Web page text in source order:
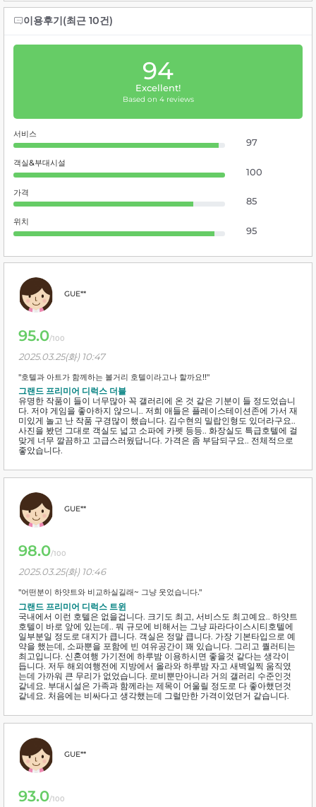
이용후기(최근 10건)
94
Excellent!
Based on 4 reviews
서비스
97
객실&부대시설
100
가격
85
위치
95
GUE**
95.0/100
2025.03.25(화) 10:47
"호텔과 아트가 함께하는 볼거리 호텔이라고나 할까요!!"
그랜드 프리미어 디럭스 더블
유명한 작품이 들이 너무많아 꼭 갤러리에 온 것 같은 기분이 들 정도었습니
다. 저야 게임을 좋아하지 않으니.. 저희 애들은 플레이스테이션존에 가서 재
미있게 놀고 난 작품 구경많이 했습니다. 김수현의 밀랍인형도 있더라구요..
사진을 봤던 그대로 객실도 넓고 소파에 카펫 등등.. 화장실도 특급호텔에 걸
맞게 너무 깔끔하고 고급스러웠답니다. 가격은 좀 부담되구요.. 전체적으로
좋았습니다.
GUE**
98.0/100
2025.03.25(화) 10:46
"어떤분이 하얏트와 비교하실길래~ 그냥 웃었습니다."
그랜드 프리미어 디럭스 트윈
국내에서 이런 호텔은 없을겁니다. 크기도 최고, 서비스도 최고예요.. 하얏트
호텔이 바로 앞에 있는데.. 뭐 규모에 비해서는 그냥 파라다이스시티호텔에
일부분일 정도로 대지가 큽니다. 객실은 정말 큽니다. 가장 기본타입으로 예
약을 했는데, 소파뿐을 포함에 빈 여유공간이 꽤 있습니다. 그리고 퀄러티는
최고입니다. 신혼여행 가기전에 하루밤 이용하시면 좋을것 같다는 생각이
듭니다. 저두 해외여행전에 지방에서 올라와 하루밤 자고 새벽일찍 움직였
는데 가까워 큰 무리가 없었습니다. 로비뿐만아니라 거의 갤러리 수준인것
같네요. 부대시설은 가족과 함께라는 제목이 어울릴 정도로 다 좋아했던것
같네요. 처음에는 비싸다고 생각했는데 그럴만한 가격이었던거 같습니다.
GUE**
93.0/100